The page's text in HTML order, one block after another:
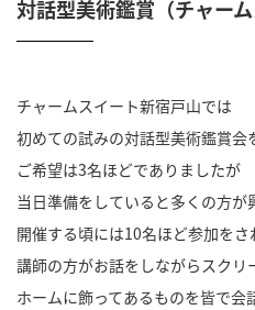
対話型美術鑑賞（チャーム
チャームスイート新宿戸山では
初めての試みの対話型美術鑑賞会
ご希望は3名ほどでありましたが
当日準備をしていると多くの方が
開催する頃には10名ほど参加をさ
講師の方がお話をしながらスクリ
ホームに飾ってあるものを皆で会